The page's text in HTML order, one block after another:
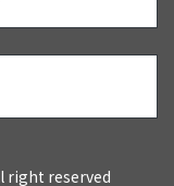
right reserved